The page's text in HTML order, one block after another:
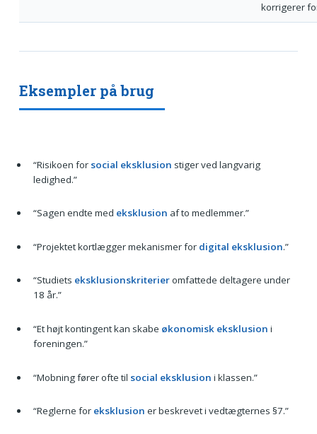
korrigerer
Eksempler på brug
“Risikoen for social eksklusion stiger ved langvarig
ledighed.”
“Sagen endte med eksklusion af to medlemmer.”
“Projektet kortlægger mekanismer for digital eksklusion.”
“Studiets eksklusionskriterieromfattede deltagere under
18 år.”
“Et højt kontingent kan skabe økonomisk eksklusion i
foreningen.”
“Mobning fører ofte til social eksklusion i klassen.”
“Reglerne for eksklusion er beskrevet i vedtægternes §7.”